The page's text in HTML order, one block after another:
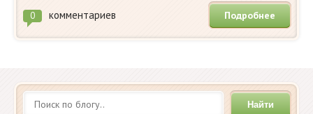
0 комментариев Подробнее
Найти